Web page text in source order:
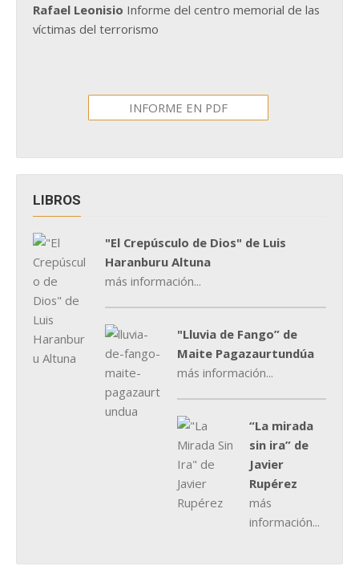
Rafael Leonisio Informe del centro memorial de las
víctimas del terrorismo
INFORME EN PDF
LIBROS
"El Crepúsculo de Dios" de Luis
Haranburu Altuna
más información...
"Lluvia de Fango” de
Maite Pagazaurtundúa
más información...
“La mirada
sin ira” de
Javier
Rupérez
más
información...